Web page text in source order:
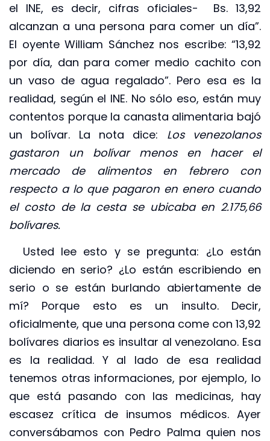
el INE, es decir, cifras oficiales- Bs. 13,92
alcanzan a una persona para comer un día”.
El oyente William Sánchez nos escribe: “13,92
por día, dan para comer medio cachito con
un vaso de agua regalado”. Pero esa es la
realidad, según el INE. No sólo eso, están muy
contentos porque la canasta alimentaria bajó
un bolívar. La nota dice: Los venezolanos
gastaron un bolívar menos en hacer el
mercado de alimentos en febrero con
respecto a lo que pagaron en enero cuando
el costo de la cesta se ubicaba en 2.175,66
bolívares.
Usted lee esto y se pregunta: ¿Lo están
diciendo en serio? ¿Lo están escribiendo en
serio o se están burlando abiertamente de
mí? Porque esto es un insulto. Decir,
oficialmente, que una persona come con 13,92
bolívares diarios es insultar al venezolano. Esa
es la realidad. Y al lado de esa realidad
tenemos otras informaciones, por ejemplo, lo
que está pasando con las medicinas, hay
escasez crítica de insumos médicos. Ayer
conversábamos con Pedro Palma quien nos